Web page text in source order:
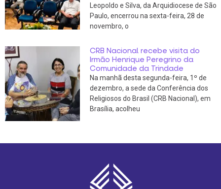
Leopoldo e Silva, da Arquidiocese de São
Paulo, encerrou na sexta-feira, 28 de
novembro, o
CRB Nacional recebe visita do
Irmão Henrique Peregrino da
Comunidade da Trindade
Na manhã desta segunda-feira, 1º de
dezembro, a sede da Conferência dos
Religiosos do Brasil (CRB Nacional), em
Brasília, acolheu